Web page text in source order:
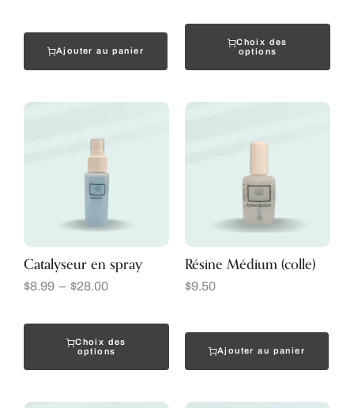
Ajouter au panier
Choix des
options
Catalyseur en spray
$8.99 – $28.00
Choix des
options
Résine Médium (colle)
$9.50
Ajouter au panier